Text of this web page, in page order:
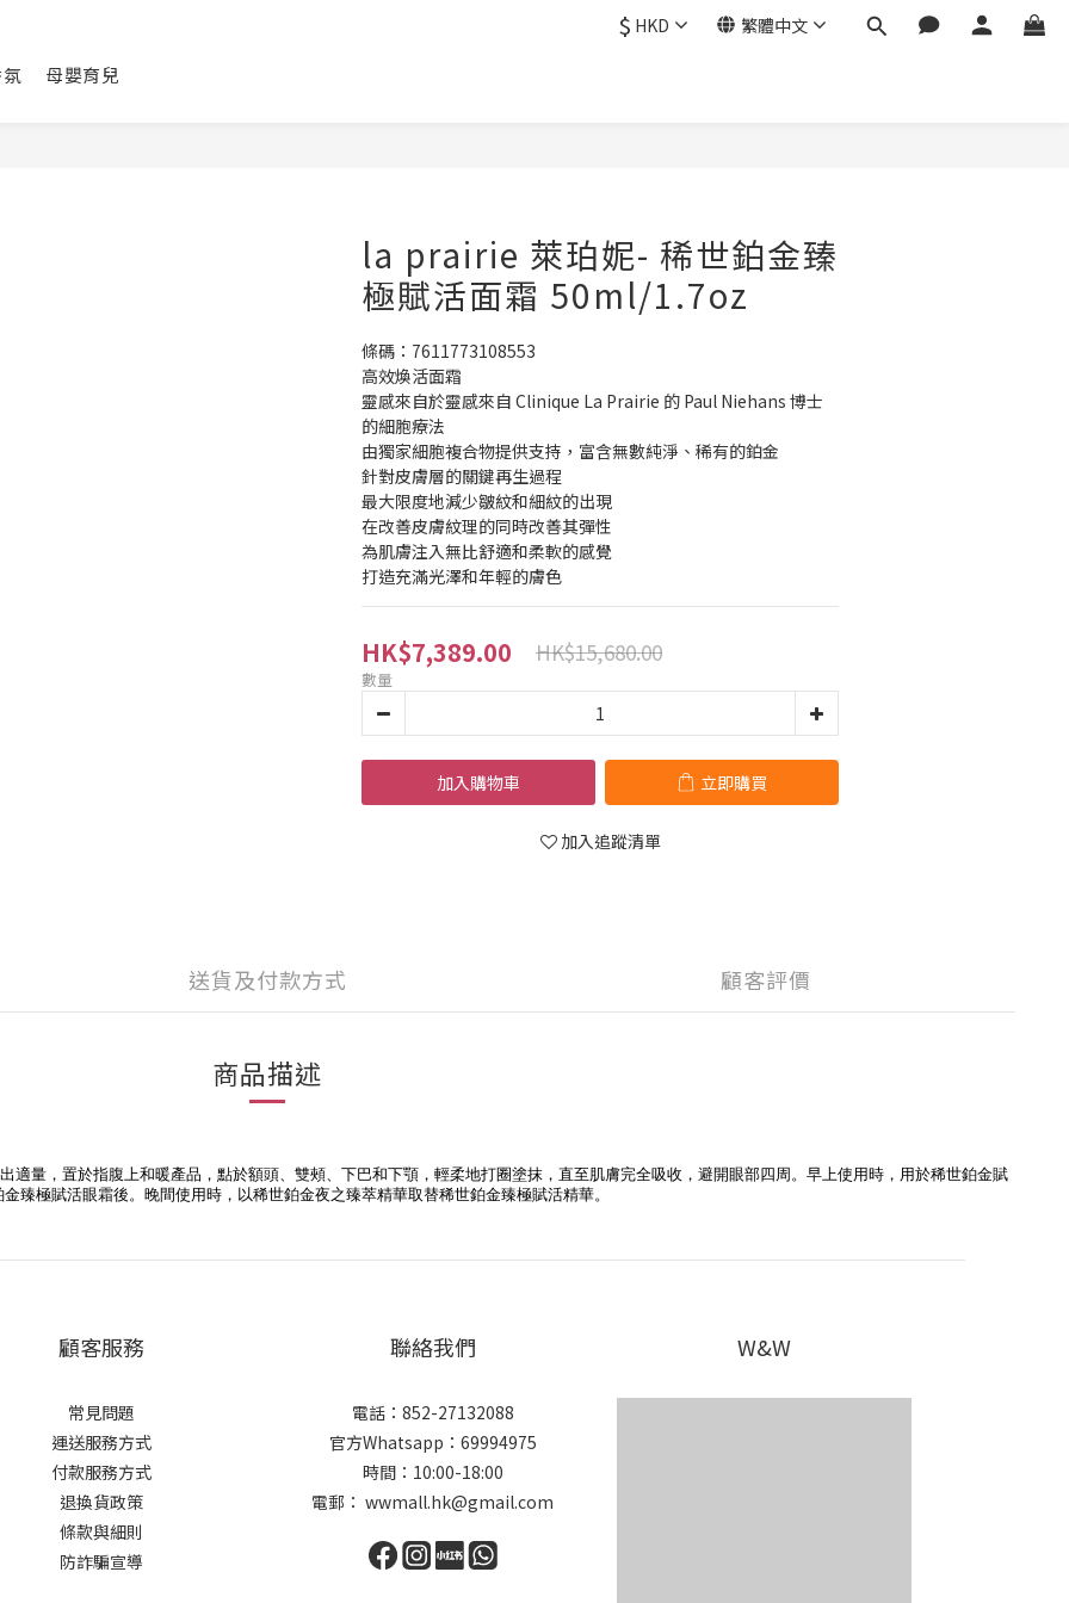
$ HKD 繁體中文
母嬰育兒
la prairie 萊珀妮- 稀世鉑金臻
極賦活面霜 50ml/1.7oz
條碼：7611773108553
高效煥活面霜
靈感來自於靈感來自 Clinique La Prairie 的 Paul Niehans 博士
的細胞療法
由獨家細胞複合物提供支持，富含無數純淨、稀有的鉑金
針對皮膚層的關鍵再生過程
最大限度地減少皺紋和細紋的出現
在改善皮膚紋理的同時改善其彈性
為肌膚注入無比舒適和柔軟的感覺
打造充滿光澤和年輕的膚色
HK$7,389.00 HK$15,680.00
數量
加入購物車 立即購買
加入追蹤清單
送貨及付款方式 顧客評價
商品描述
適量，置於指腹上和暖產品，點於額頭、雙頰、下巴和下顎，輕柔地打圈塗抹，直至肌膚完全吸收，避開眼部四周。早上使用時，用於稀世鉑金賦
臻極賦活眼霜後。晚間使用時，以稀世鉑金夜之臻萃精華取替稀世鉑金臻極賦活精華。
顧客服務
常見問題
運送服務方式
付款服務方式
退換貨政策
條款與細則
防詐騙宣導
聯絡我們
電話：852-27132088
官方Whatsapp：69994975
時間：10:00-18:00
電郵： wwmall.hk@gmail.com
W&W